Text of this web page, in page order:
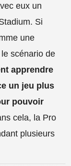
eux un
Si
une
scénario de
apprendre
un jeu plus
pouvoir
cela, la Pro
plusieurs